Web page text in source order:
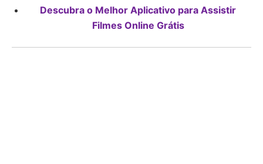
Descubra o Melhor Aplicativo para Assistir
Filmes Online Grátis